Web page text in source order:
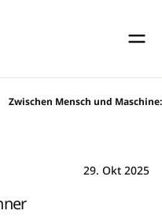
Zwischen Mensch und
29. Okt 2025